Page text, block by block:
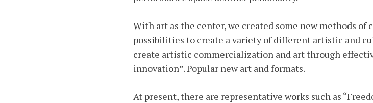
With art as the center, we created some new methods
possibilities to create a variety of different artistic and
create artistic commercialization and art through
innovation”. Popular new art and formats.
At present, there are representative works such as